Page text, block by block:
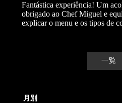
Fantástica experiência! Um
obrigado ao Chef Miguel e
explicar o menu e os tipos de
一覧
月別